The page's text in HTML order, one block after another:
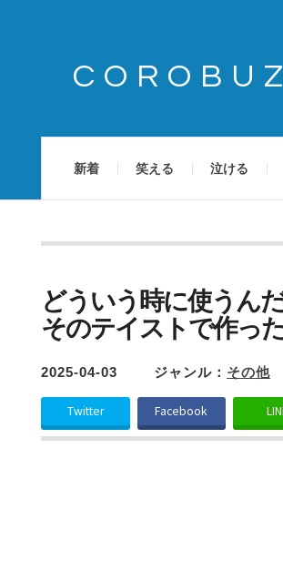
新着 笑える 泣ける
どういう時に使うん
そのテイストで作っ
2025-04-03 ジャンル： その他
Twitter Facebook